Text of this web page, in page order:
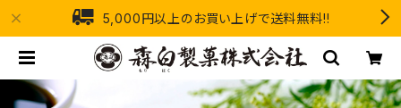
5,000円以上のお買い上げで送料無料!!